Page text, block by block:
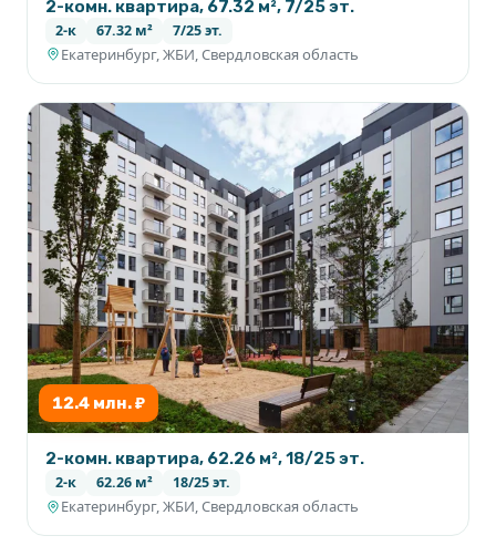
2-комн. квартира, 67.32 м², 7/25 эт.
2-к 67.32 м² 7/25 эт.
Екатеринбург, ЖБИ, Свердловская область
12.4 млн. ₽
2-комн. квартира, 62.26 м², 18/25 эт.
2-к 62.26 м² 18/25 эт.
Екатеринбург, ЖБИ, Свердловская область